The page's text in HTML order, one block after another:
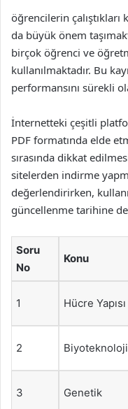
öğrencilerin
da büyük önem
birçok öğrenci ve
kullanılmaktadır. Bu
performansını sürekli
İnternetteki çeşitli
PDF formatında elde
sırasında dikkat
sitelerden indirme
değerlendirirken,
güncellenme tarihine
Soru
No
Konu
1 Hücre Yapısı
2 Biyoteknoloji
3 Genetik